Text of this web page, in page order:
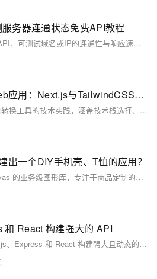
务器连通状态免费API教程
接口盒子提供免费PING检测API，可测试域名或IP的连通性与响应速度，支持指定地域节点，适用于服务器运维和网络监控。
构建高性能图像处理Web应用：Next.js与TailwindCSS实践
本文分享了构建在线图像黑白转换工具的技术实践，涵盖技术栈选择、架构设计与性能优化。项目采用Next.js提供优秀的SSR性能和SEO支持，TailwindCSS加速UI开发，WebAssembly实现高性能图像处理算法。通过渐进式处理、WebWorker隔离及内存管理等策略，解决大图像处理性能瓶颈，并确保跨浏览器兼容性和移动设备优化。实际应用案例展示了其即时处理、高质量输出和客户端隐私保护等特点。未来计划引入WebGPU加速、AI增强等功能，进一步提升用户体验。此技术栈为Web图像处理应用提供了高效可行的解决方案。
出一个DIY手机壳、T恤的应用？
DIY.JS 是一款基于原生 Canvas 的业务级图形库，专注于商品定制的图形交互功能，帮助开发者轻松实现个性化设计。适用于 T 恤、手机壳等多种商品场景。它自带丰富功能，无需从零构建，快速集成到项目中。通过创建舞台、添加模型、定义 DIY 区域和添加素材四个步骤即可完成基础用法。支持在线演示体验，文档详细，易上手。
React 构建强大的 API
本文详细介绍如何使用 Node.js、Express 和 React 构建强大且动态的 API。从开发环境搭建到集成 React 前端，再到利用 APIPost 高效测试 API，适合各水平开发者。内容涵盖 Node.js 运行时、Express 框架与 React 库的基础知识及协同工作方式，还涉及数据库连接和前后端数据交互。通过实际代码示例，助你快速上手并优化应用性能。